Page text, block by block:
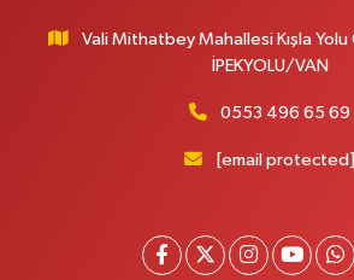
Vali Mithatbey Mahallesi Kışla
İPEKYOLU/VAN
0553 496 65 69
[email protected]